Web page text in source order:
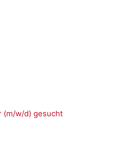
(m/w/d) gesucht